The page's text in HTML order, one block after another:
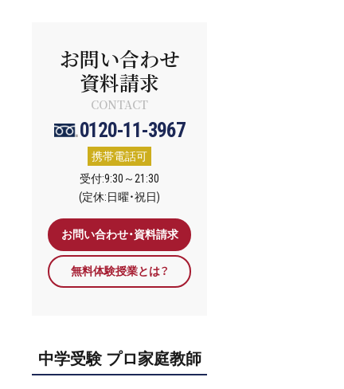
お問い合わせ
資料請求
CONTACT
0120-11-3967
携帯電話可
受付:9:30～21:30
(定休:日曜・祝日)
お問い合わせ・資料請求
無料体験授業とは？
中学受験 プロ家庭教師